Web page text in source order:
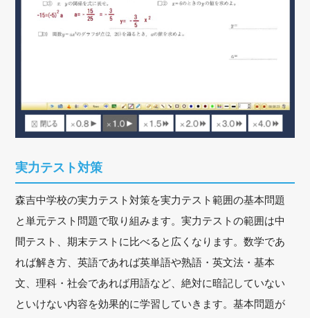
実力テスト対策
森吉中学校の実力テスト対策を実力テスト範囲の基本問題
と単元テスト問題で取り組みます。実力テストの範囲は中
間テスト、期末テストに比べると広くなります。数学であ
れば解き方、英語であれば英単語や熟語・英文法・基本
文、理科・社会であれば用語など、絶対に暗記していない
といけない内容を効果的に学習していきます。基本問題が